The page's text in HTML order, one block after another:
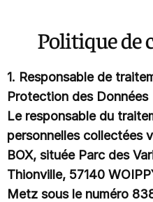
Politique de
1. Responsable de
Protection des Données
Le responsable du
personnelles collectées
BOX, située Parc des
Thionville, 57140
Metz sous le numéro